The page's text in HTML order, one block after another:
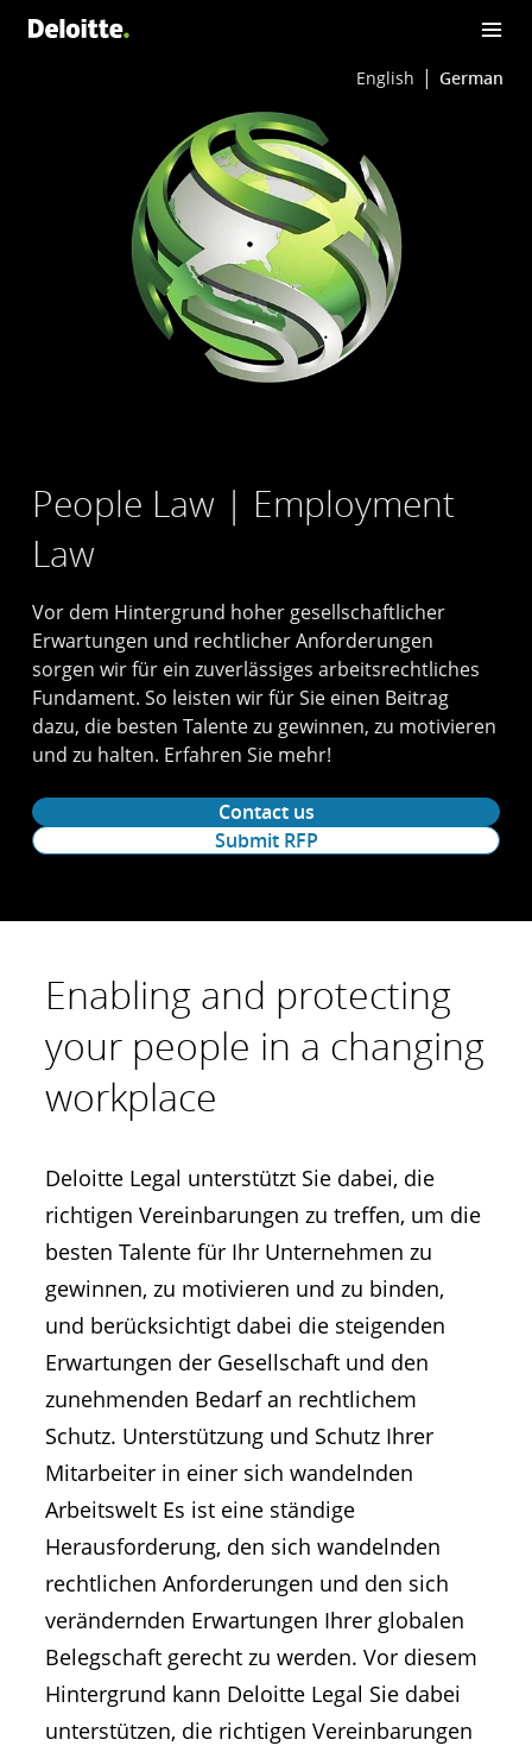
English German
People Law | Employment
Law
Vor dem Hintergrund hoher gesellschaftlicher
Erwartungen und rechtlicher Anforderungen
sorgen wir für ein zuverlässiges arbeitsrechtliches
Fundament. So leisten wir für Sie einen Beitrag
dazu, die besten Talente zu gewinnen, zu motivieren
und zu halten. Erfahren Sie mehr!
Contact us
Submit RFP
Enabling and protecting
your people in a changing
workplace
Deloitte Legal unterstützt Sie dabei, die
richtigen Vereinbarungen zu treffen, um die
besten Talente für Ihr Unternehmen zu
gewinnen, zu motivieren und zu binden,
und berücksichtigt dabei die steigenden
Erwartungen der Gesellschaft und den
zunehmenden Bedarf an rechtlichem
Schutz. Unterstützung und Schutz Ihrer
Mitarbeiter in einer sich wandelnden
Arbeitswelt Es ist eine ständige
Herausforderung, den sich wandelnden
rechtlichen Anforderungen und den sich
verändernden Erwartungen Ihrer globalen
Belegschaft gerecht zu werden. Vor diesem
Hintergrund kann Deloitte Legal Sie dabei
unterstützen, die richtigen Vereinbarungen